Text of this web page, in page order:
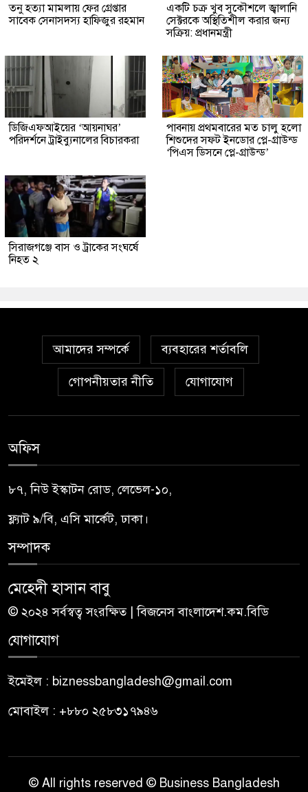
তনু হত্যা মামলায় ফের গ্রেপ্তার
সাবেক সেনাসদস্য হাফিজুর রহমান
একটি চক্র খুব সুকৌশলে জ্বালানি
সেক্টরকে অস্থিতিশীল করার জন্য
সক্রিয়: প্রধানমন্ত্রী
ডিজিএফআইয়ের ‘আয়নাঘর’
পরিদর্শনে ট্রাইব্যুনালের বিচারকরা
পাবনায় প্রথমবারের মত চালু হলো
শিশুদের সফট ইনডোর প্লে-গ্রাউন্ড
‘পিএস ডিসনে প্লে-গ্রাউন্ড’
সিরাজগঞ্জে বাস ও ট্রাকের সংঘর্ষে
নিহত ২
আমাদের সম্পর্কে ব্যবহারের শর্তাবলি
গোপনীয়তার নীতি যোগাযোগ
অফিস
৮৭, নিউ ইস্কাটন রোড, লেভেল-১০,
ফ্ল্যাট ৯/বি, এসি মার্কেট, ঢাকা।
সম্পাদক
মেহেদী হাসান বাবু
© ২০২৪ সর্বস্বত্ব সংরক্ষিত | বিজনেস বাংলাদেশ.কম.বিডি
যোগাযোগ
ইমেইল : biznessbangladesh@gmail.com
মোবাইল : +৮৮০ ২৫৮৩১৭৯৪৬
© All rights reserved © Business Bangladesh